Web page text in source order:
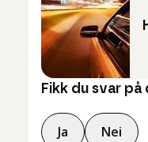
Fikk du svar
Ja Nei